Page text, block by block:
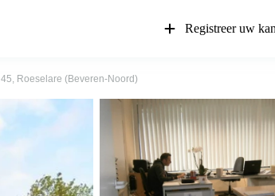
Registreer uw
45, Roeselare (Beveren-Noord)